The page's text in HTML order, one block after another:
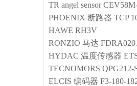
TR angel sensor
PHOENIX 断路器 TCP
HAWE RH3V
RONZIO 马达
HYDAC 温度传感器
TECNOMORS QPG212-
ELCIS 编码器 F3-180-